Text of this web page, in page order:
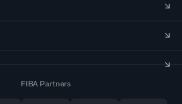
FIBA Partners